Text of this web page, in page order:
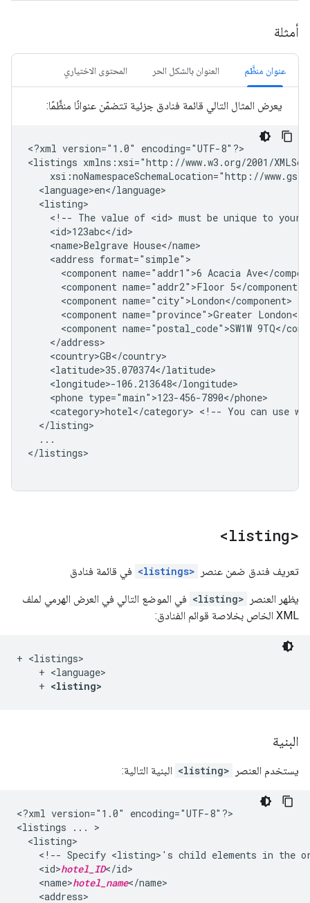
أمثلة
عنوان منظَّم العنوان بالشكل الحر المحتوى الاختياري
يعرض المثال التالي قائمة فنادق جزئية تتضمّن عنوانًا منظَّمًا:
<?xml version="1.0"
encoding="UTF-8"?>
<listings
<!-- The value of <id> must be unique to your
<name>Belgrave
<address
<component name="addr1">6 Acacia
<component name="addr2">Floor
<component
<component name="province">Greater
<component name="postal_code">SW1W
<phone
<category>hotel</category> <!-- You can use
...
</listings>
<listing>
تعريف فندق ضمن عنصر <listings> في قائمة فنادق
يظهر العنصر <listing> في الموضع التالي في العرض الهرمي لملف
XML الخاص بخلاصة قوائم الفنادق:
+ <listings>
    + <language>
    +
<listing>
البنية
يستخدم العنصر <listing> البنية التالية:
<?xml version="1.0"
encoding="UTF-8"?>
<listings
...
<!-- Specify <listing>'s child elements in the
<id>hotel_ID
<name>hotel_name